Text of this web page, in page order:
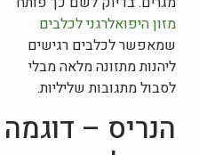
מזון היפואלרגני לכלבים
שמאפשר לכלבים רגישים
ליהנות מתזונה מלאה מבלי
לסבול מתגובות שליליות.
הנריס – דוגמה